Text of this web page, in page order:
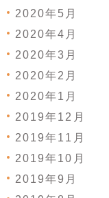
2020年5月
2020年4月
2020年3月
2020年2月
2020年1月
2019年12月
2019年11月
2019年10月
2019年9月